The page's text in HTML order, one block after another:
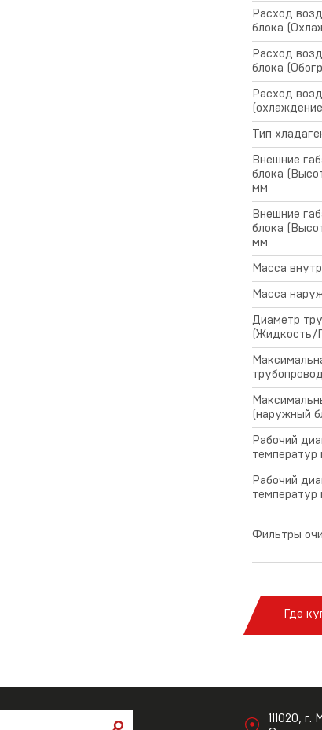
Расход
блока
Расход
блока
Расход
Тип
Внешние
блока
мм
Внешние
блока
мм
Масса
Масса
Диаметр
(Жидкость/
(наружный
Рабочий
температур
Рабочий
температур
Фильтры
Где
111020,